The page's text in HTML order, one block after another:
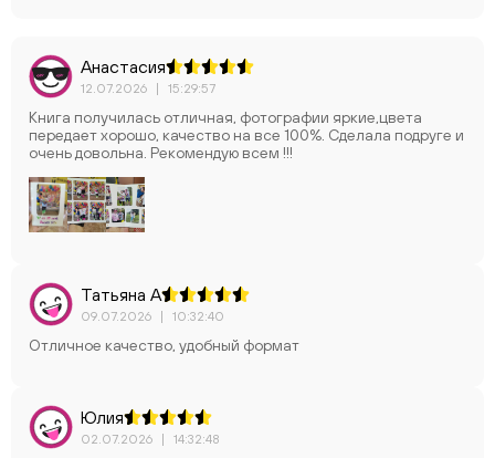
Анастасия
12.07.2026 | 15:29:57
Книга получилась отличная, фотографии яркие,цвета
передает хорошо, качество на все 100%. Сделала подруге и
очень довольна. Рекомендую всем !!!
Татьяна А
09.07.2026 | 10:32:40
Отличное качество, удобный формат
Юлия
02.07.2026 | 14:32:48